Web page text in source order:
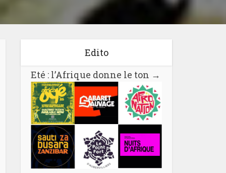
Edito
Eté : l’Afrique donne le ton →